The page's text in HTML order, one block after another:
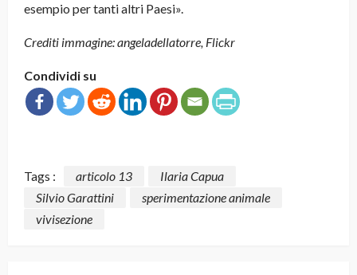
esempio per tanti altri Paesi».
Crediti immagine: angeladellatorre, Flickr
Condividi su
Tags : articolo 13
Ilaria Capua
Silvio Garattini
sperimentazione animale
vivisezione